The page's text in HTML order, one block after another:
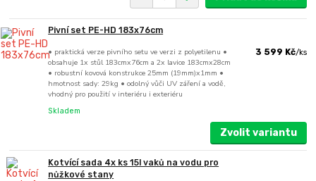
Pivní set PE-HD 183x76cm
• praktická verze pivního setu ve verzi z polyetilenu •
obsahuje 1x stůl 183cmx76cm a 2x lavice 183cmx28cm
• robustní kovová konstrukce 25mm (19mm)x1mm •
hmotnost sady: 29kg • odolný vůči UV záření a vodě,
vhodný pro použití v interiéru i exteriéru
3 599 Kč/ks
Skladem
Zvolit variantu
Kotvící sada 4x ks 15l vaků na vodu pro
nůžkové stany